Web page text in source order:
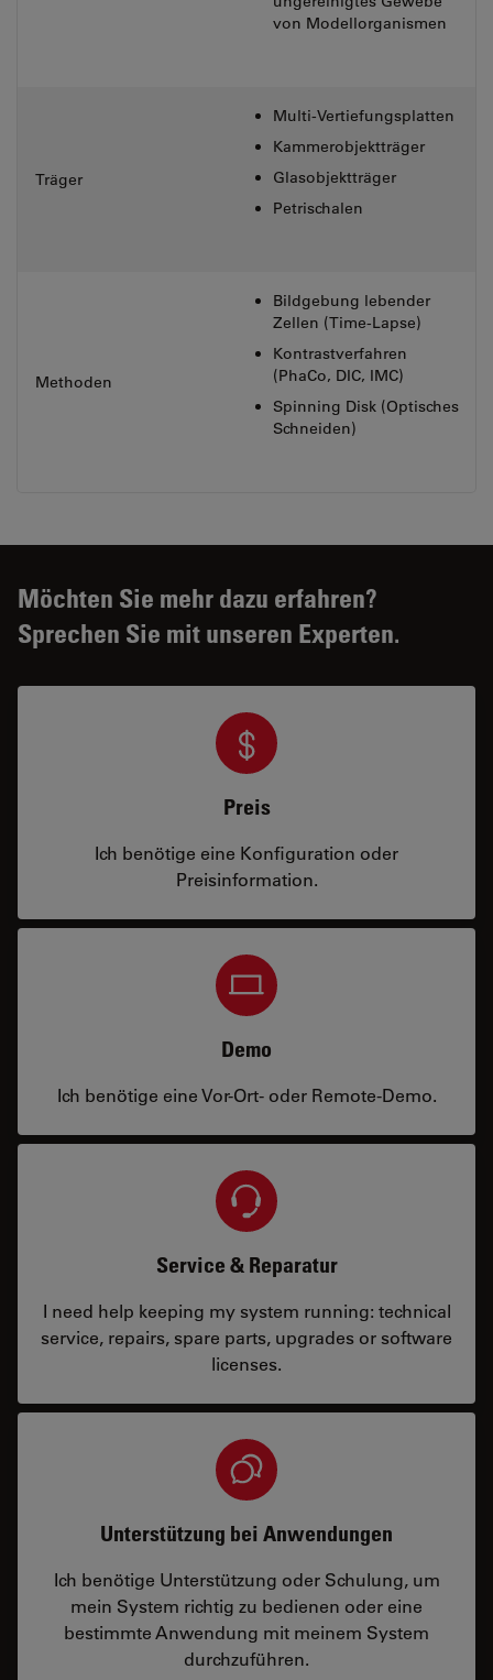
von Modellorganismen
Träger
Multi-Vertiefungsplatten
Kammerobjektträger
Glasobjektträger
Petrischalen
Methoden
Bildgebung lebender
Zellen (Time-Lapse)
Kontrastverfahren
(PhaCo, DIC, IMC)
Spinning Disk (Optisches
Schneiden)
Möchten Sie mehr dazu erfahren?
Sprechen Sie mit unseren Experten.
Preis
Ich benötige eine Konfiguration oder
Preisinformation.
Demo
Ich benötige eine Vor-Ort- oder Remote-Demo.
Service & Reparatur
I need help keeping my system running: technical
service, repairs, spare parts, upgrades or software
licenses.
Unterstützung bei Anwendungen
Ich benötige Unterstützung oder Schulung, um
mein System richtig zu bedienen oder eine
bestimmte Anwendung mit meinem System
durchzuführen.